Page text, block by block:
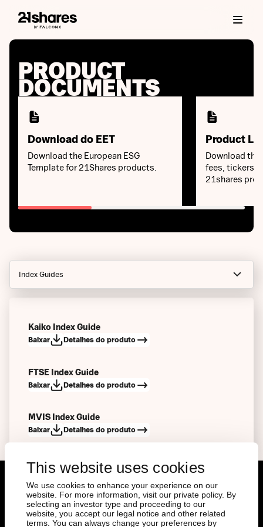
This website uses cookies
We use cookies to enhance your experience on our
website. For more information, visit our private policy. By
selecting an investor type and proceeding to our
website, you accept our legal notice and other related
terms. You can always change your preferences by
PRODUCT
DOCUMENTS
Download do EET
Download the European ESG
Template for 21Shares products.
Product
Download the
fees, tickers
21shares
Index Guides
Notices
Financials
Prospectus
Factsheets
Final Terms (At Inception)
Issuer Specific Summaries
Authorized Participants
Articles of Associations
Kaiko Index Guide
Baixar Detalhes do produto
FTSE Index Guide
Baixar Detalhes do produto
MVIS Index Guide
Baixar Detalhes do produto
Documents